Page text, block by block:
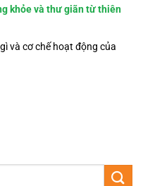
khỏe và thư giãn từ thiên
và cơ chế hoạt động của